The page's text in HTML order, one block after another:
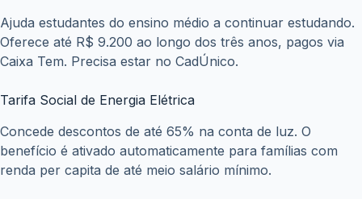
Ajuda estudantes do ensino médio a continuar estudando.
Oferece até R$ 9.200 ao longo dos três anos, pagos via
Caixa Tem. Precisa estar no CadÚnico.
Tarifa Social de Energia Elétrica
Concede descontos de até 65% na conta de luz. O
benefício é ativado automaticamente para famílias com
renda per capita de até meio salário mínimo.